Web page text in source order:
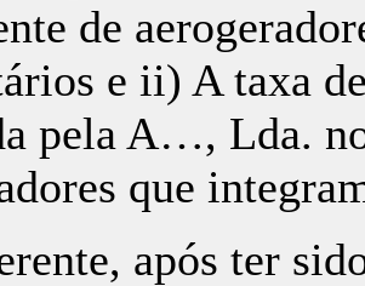
de
e ii) A taxa
pela A…, Lda.
que
após ter